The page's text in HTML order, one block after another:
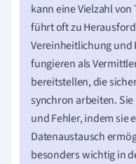
kann eine Vielzahl
führt oft zu
Vereinheitlichung und
fungieren als
bereitstellen, die
synchron arbeiten.
und Fehler, indem sie
Datenaustausch
besonders wichtig in